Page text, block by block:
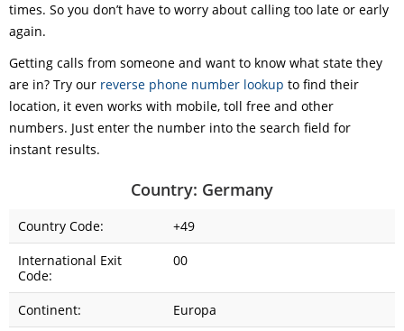
times. So you don’t have to worry about calling too late or early
again.
Getting calls from someone and want to know what state they
are in? Try our reverse phone number lookup to find their
location, it even works with mobile, toll free and other
numbers. Just enter the number into the search field for
instant results.
Country: Germany
Country Code:
+49
International Exit
Code:
00
Continent:
Europa